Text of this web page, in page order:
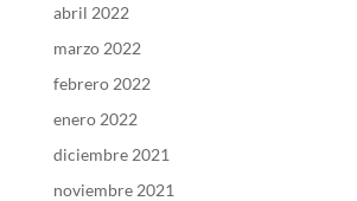
abril 2022
marzo 2022
febrero 2022
enero 2022
diciembre 2021
noviembre 2021